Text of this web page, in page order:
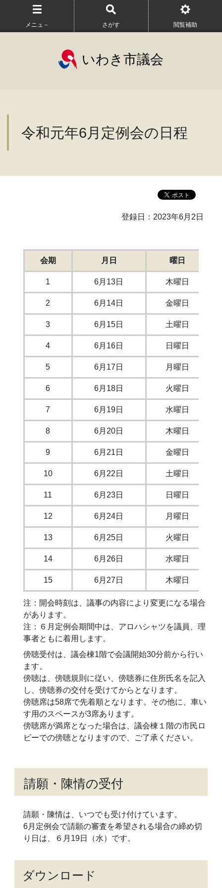
メニュ－ さがす 閲覧補助
いわき市議会
令和元年6月定例会の日程
登録日：2023年6月2日
会期 月日 曜日
1 6月13日 木曜日
2 6月14日 金曜日
3 6月15日 土曜日
4 6月16日 日曜日
5 6月17日 月曜日
6 6月18日 火曜日
7 6月19日 水曜日
8 6月20日 木曜日
9 6月21日 金曜日
10 6月22日 土曜日
11 6月23日 日曜日
12 6月24日 月曜日
13 6月25日 火曜日
14 6月26日 水曜日
15 6月27日 木曜日
注：開会時刻は、議事の内容により変更になる場合
があります。
注：６月定例会期間中は、アロハシャツを議員、理
事者ともに着用します。
傍聴受付は、議会棟1階で会議開始30分前から行い
ます。
傍聴は、傍聴規則に従い、傍聴券に住所氏名を記入
し、傍聴券の交付を受けてからとなります。
傍聴席は58席で先着順となります。その他に、車い
す用のスペースが3席あります。
傍聴席が満席となった場合は、議会棟１階の市民ロ
ビーでの傍聴となりますので、ご了承ください。
請願・陳情の受付
請願・陳情は、いつでも受け付けています。
6月定例会で請願の審査を希望される場合の締め切
り日は、６月19日（水）です。
ダウンロード